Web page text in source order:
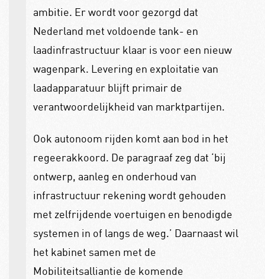
ambitie. Er wordt voor gezorgd dat
Nederland met voldoende tank- en
laadinfrastructuur klaar is voor een nieuw
wagenpark. Levering en exploitatie van
laadapparatuur blijft primair de
verantwoordelijkheid van marktpartijen.
Ook autonoom rijden komt aan bod in het
regeerakkoord. De paragraaf zeg dat ‘bij
ontwerp, aanleg en onderhoud van
infrastructuur rekening wordt gehouden
met zelfrijdende voertuigen en benodigde
systemen in of langs de weg.’ Daarnaast wil
het kabinet samen met de
Mobiliteitsalliantie de komende